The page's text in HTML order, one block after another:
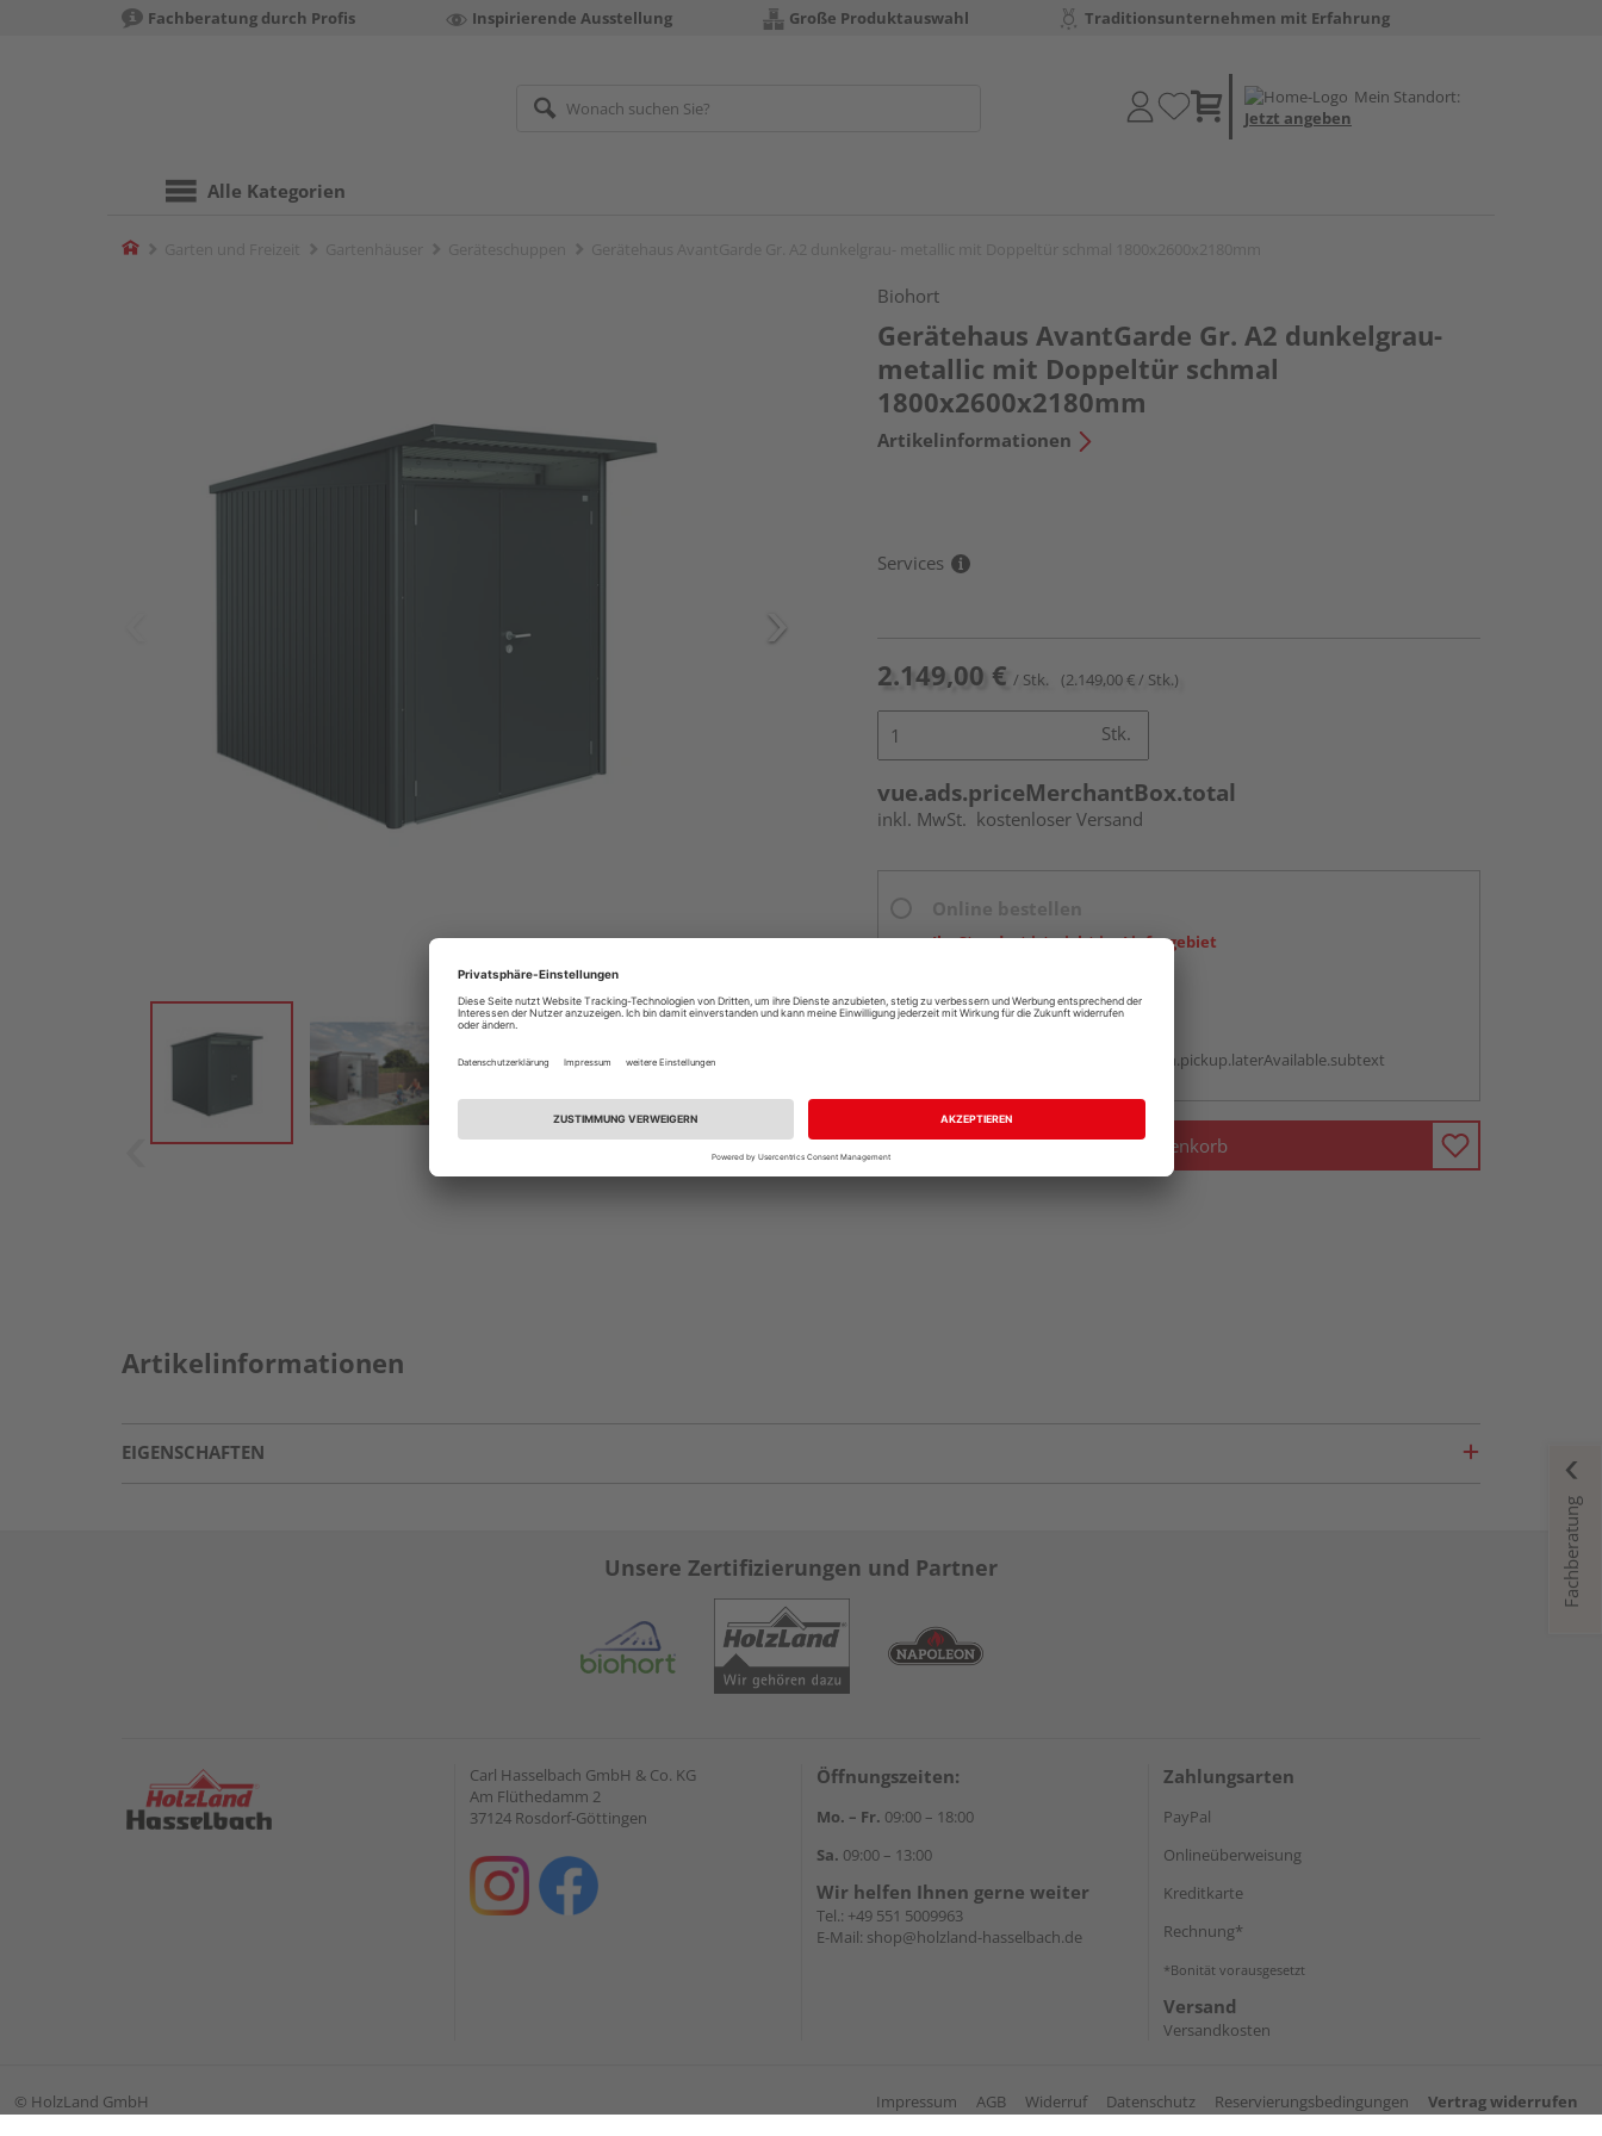
Fachberatung durch Profis Inspirierende Ausstellung Große Produktauswahl Traditionsunternehmen mit Erfahrung
Mein Standort:
Jetzt angeben
Alle Kategorien
Home
Biohort
Gerätehaus AvantGarde Gr. A2 dunkelgrau-
metallic mit Doppeltür schmal
1800x2600x2180mm
Artikelinformationen
Services
2.149,00 € / Stk. (2.149,00 € / Stk.)
Stk.
vue.ads.priceMerchantBox.total
inkl. MwSt. kostenloser Versand
Online bestellen
Ihr Standort ist nicht im Liefergebiet
Beim Händler abholen
vue.ads.priceMerchantBox.option.pickup.laterAvailable.subtext
In den Warenkorb
Artikelinformationen
EIGENSCHAFTEN
Fachberatung
Unsere Zertifizierungen und Partner
Carl Hasselbach GmbH & Co. KG
Am Flüthedamm 2
37124 Rosdorf-Göttingen
Öffnungszeiten:
Mo. – Fr. 09:00 – 18:00
Sa. 09:00 – 13:00
Wir helfen Ihnen gerne weiter
Tel.: +49 551 5009963
E-Mail: shop@holzland-hasselbach.de
Zahlungsarten
PayPal
Onlineüberweisung
Kreditkarte
Rechnung*
*Bonität vorausgesetzt
Versand
Versandkosten
© HolzLand GmbH Impressum AGB Widerruf Datenschutz Reservierungsbedingungen Vertrag widerrufen